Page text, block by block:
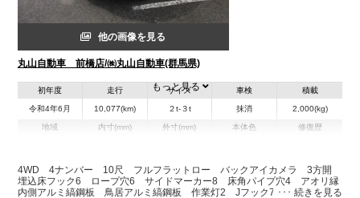
他の画像を見る
丸山自動車 前橋店/㈱丸山自動車(群馬県)
初年度
令和4年6月
走行
10,077(km)
サイズ
２t-３t
車検
抹消
積載
2,000(kg)
地域 内寸(mm)
H:370
外寸(mm)
H:1,990
本体色 修復歴
装備情報
もっと見る
4WD 4ナンバー 10尺 フルフラットロー バックアイカメラ 3方開
埋込床フック6 ロープ穴6 サイドマーカー8 床角パイプ穴4 アオリ縁
内側アルミ縞鋼板 鳥居アルミ縞鋼板 作業灯2 Jフック7 右シャシリヤ